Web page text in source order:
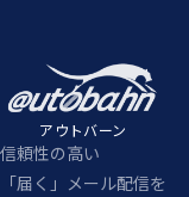
アウトバーン
信頼性の高い
「届く」メール配信を